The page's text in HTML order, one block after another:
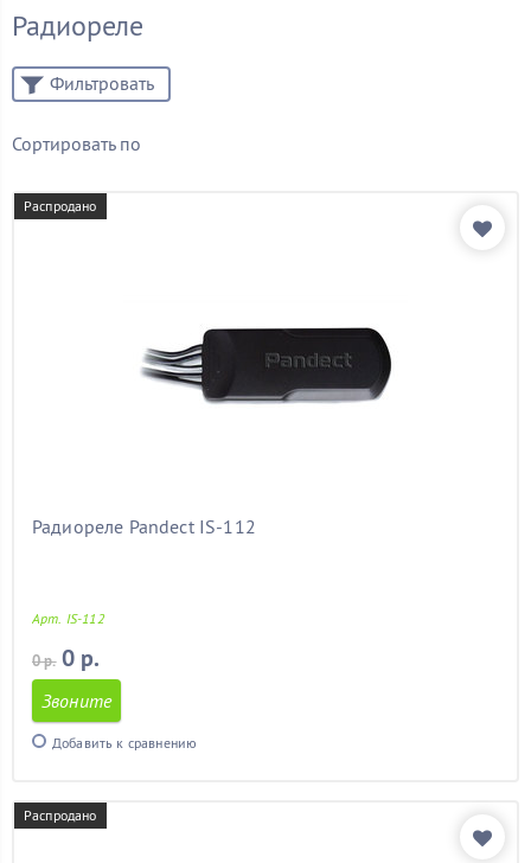
Радиореле
Сортировать по
Распродано
Радиореле Pandect IS-112
Арт. IS-112
0 р. 0 р.
Звоните
Добавить к сравнению
Распродано
Бренд
Фильтровать